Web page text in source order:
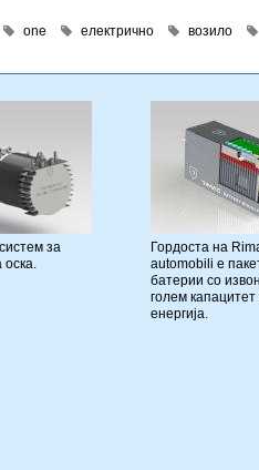
one електрично возило
за
оска.
Гордоста на
automobili е
батерии со
голем
енергија.